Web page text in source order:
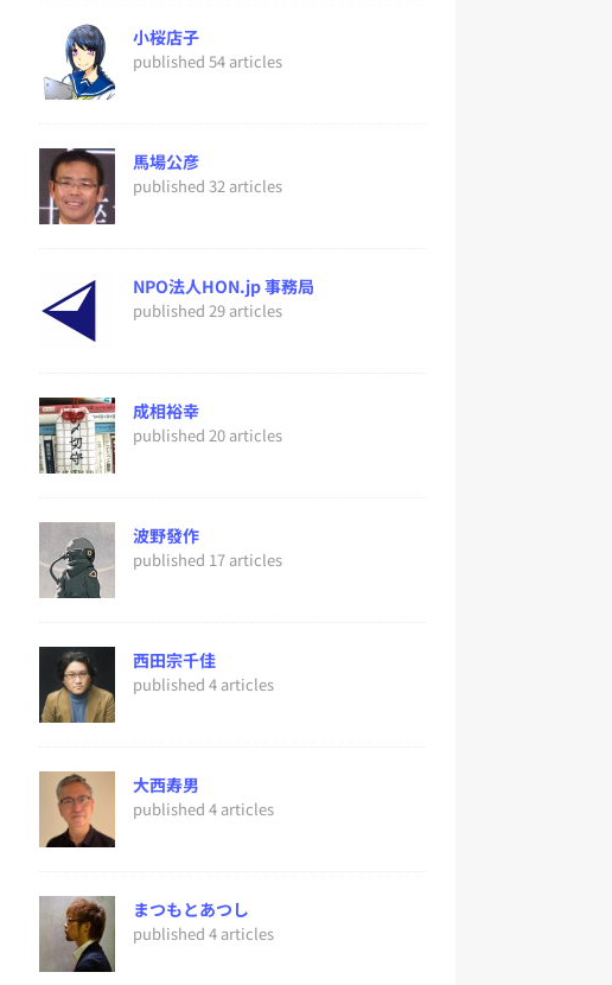
小桜店子
published 54 articles
馬場公彦
published 32 articles
NPO法人HON.jp 事務局
published 29 articles
成相裕幸
published 20 articles
波野發作
published 17 articles
西田宗千佳
published 4 articles
大西寿男
published 4 articles
まつもとあつし
published 4 articles